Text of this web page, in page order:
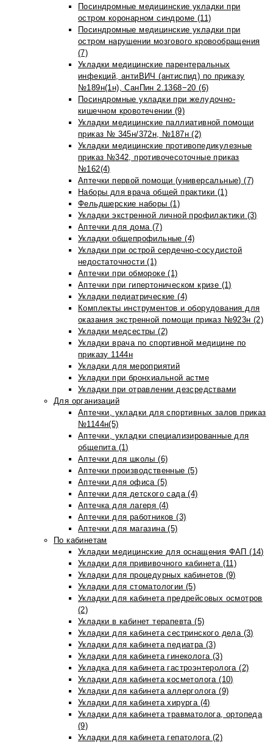
Посиндромные медицинские укладки при
остром коронарном синдроме (11)
Посиндромные медицинские укладки при
остром нарушении мозгового кровообращения
(7)
Укладки медицинские парентеральных
инфекций, антиВИЧ (антиспид) по приказу
№189н(1н), СанПин 2.1368−20 (6)
Посиндромные укладки при желудочно-
кишечном кровотечении (9)
Укладки медицинские паллиативной помощи
приказ № 345н/372н, №187н (2)
Укладки медицинские противопедикулезные
приказ №342, противочесоточные приказ
№162(4)
Аптечки первой помощи (универсальные) (7)
Наборы для врача общей практики (1)
Фельдшерские наборы (1)
Укладки экстренной личной профилактики (3)
Аптечки для дома (7)
Укладки общепрофильные (4)
Укладки при острой сердечно-сосудистой
недостаточности (1)
Аптечки при обмороке (1)
Аптечки при гипертоническом кризе (1)
Укладки педиатрические (4)
Комплекты инструментов и оборудования для
оказания экстренной помощи приказ №923н (2)
Укладки медсестры (2)
Укладки врача по спортивной медицине по
приказу 1144н
Укладки для мероприятий
Укладки при бронхиальной астме
Укладки при отравлении дезсредствами
Для организаций
Аптечки, укладки для спортивных залов приказ
№1144н(5)
Аптечки, укладки специализированные для
общепита (1)
Аптечки для школы (6)
Аптечки производственные (5)
Аптечки для офиса (5)
Аптечки для детского сада (4)
Аптечка для лагеря (4)
Аптечки для работников (3)
Аптечки для магазина (5)
По кабинетам
Укладки медицинские для оснащения ФАП (14)
Укладки для прививочного кабинета (11)
Укладки для процедурных кабинетов (9)
Укладки для стоматологии (5)
Укладки для кабинета предрейсовых осмотров
(2)
Укладки в кабинет терапевта (5)
Укладки для кабинета сестринского дела (3)
Укладки для кабинета педиатра (3)
Укладки для кабинета гинеколога (3)
Укладка для кабинета гастроэнтеролога (2)
Укладки для кабинета косметолога (10)
Укладки для кабинета аллерголога (9)
Укладки для кабинета хирурга (4)
Укладки для кабинета травматолога, ортопеда
(9)
Укладки для кабинета гепатолога (2)